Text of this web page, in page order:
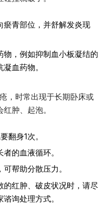
瘀青部位，并舒解发炎现
物，例如抑制血小板凝结的
血药物。
，时常出现于长期卧床或
肿、起泡。
翻身1次。
的血液循环。
帮助分散压力。
的红肿、破皮状况时，请尽
询处理方式。